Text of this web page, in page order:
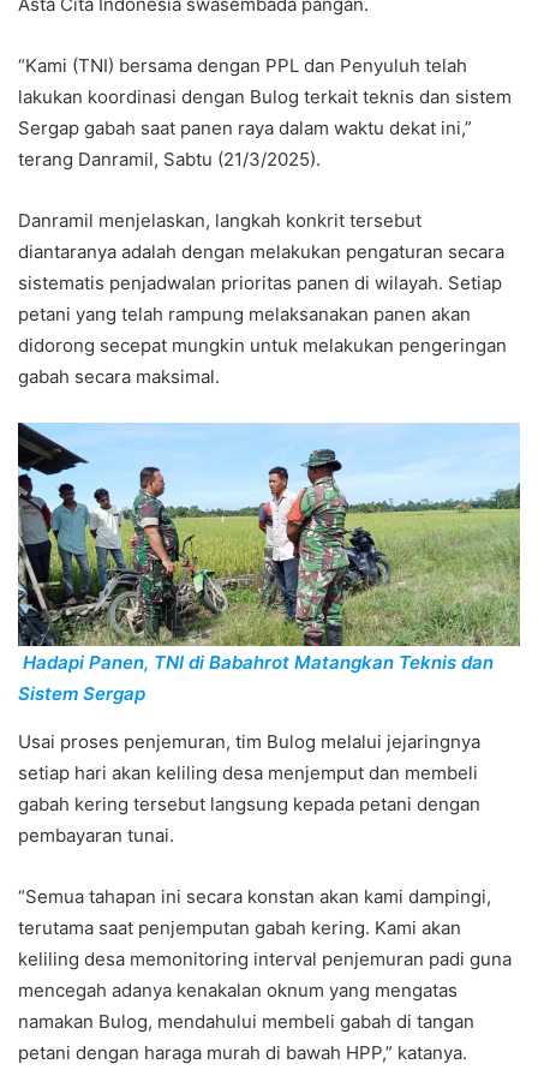
“Kami (TNI) bersama dengan PPL dan Penyuluh telah
lakukan koordinasi dengan Bulog terkait teknis dan sistem
Sergap gabah saat panen raya dalam waktu dekat ini,”
terang Danramil, Sabtu (21/3/2025).
Danramil menjelaskan, langkah konkrit tersebut
diantaranya adalah dengan melakukan pengaturan secara
sistematis penjadwalan prioritas panen di wilayah. Setiap
petani yang telah rampung melaksanakan panen akan
didorong secepat mungkin untuk melakukan pengeringan
gabah secara maksimal.
Hadapi Panen, TNI di Babahrot Matangkan Teknis dan
Sistem Sergap
Usai proses penjemuran, tim Bulog melalui jejaringnya
setiap hari akan keliling desa menjemput dan membeli
gabah kering tersebut langsung kepada petani dengan
pembayaran tunai.
“Semua tahapan ini secara konstan akan kami dampingi,
terutama saat penjemputan gabah kering. Kami akan
keliling desa memonitoring interval penjemuran padi guna
mencegah adanya kenakalan oknum yang mengatas
namakan Bulog, mendahului membeli gabah di tangan
petani dengan haraga murah di bawah HPP,” katanya.